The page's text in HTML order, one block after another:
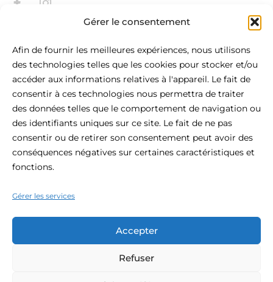
Gérer le consentement
Afin de fournir les meilleures expériences, nous utilisons
des technologies telles que les cookies pour stocker et/ou
accéder aux informations relatives à l'appareil. Le fait de
consentir à ces technologies nous permettra de traiter
des données telles que le comportement de navigation ou
des identifiants uniques sur ce site. Le fait de ne pas
consentir ou de retirer son consentement peut avoir des
conséquences négatives sur certaines caractéristiques et
fonctions.
Gérer les services
Accepter
Refuser
À Propos De Be.HOTEL
Situé au cœur de St Julian's, le be.HOTEL est la définition
même du confort urbain moderne. Cet hôtel 4 étoiles
bénéficie d'une situation centrale et constitue l'endroit idéal
les boutiques et la vie nocturne à votre porte.